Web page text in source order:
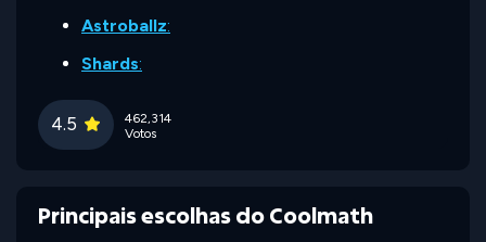
Astroballz:
Shards:
4.5
462,314
Votos
Principais escolhas do Coolmath